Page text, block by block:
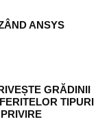
ANSYS
GRĂDINII
TIPURI